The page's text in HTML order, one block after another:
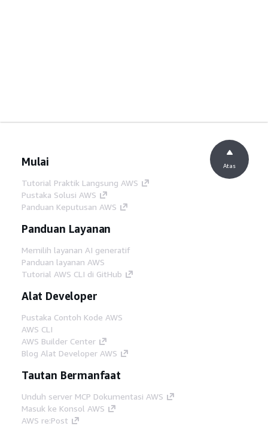
Mulai
Tutorial Praktik Langsung AWS
Pustaka Solusi AWS
Panduan Keputusan AWS
Panduan Layanan
Memilih layanan AI generatif
Panduan layanan AWS
Tutorial AWS CLI di GitHub
Alat Developer
Pustaka Contoh Kode AWS
AWS CLI
AWS Builder Center
Blog Alat Developer AWS
Tautan Bermanfaat
Unduh server MCP Dokumentasi AWS
Masuk ke Konsol AWS
AWS re:Post
Atas